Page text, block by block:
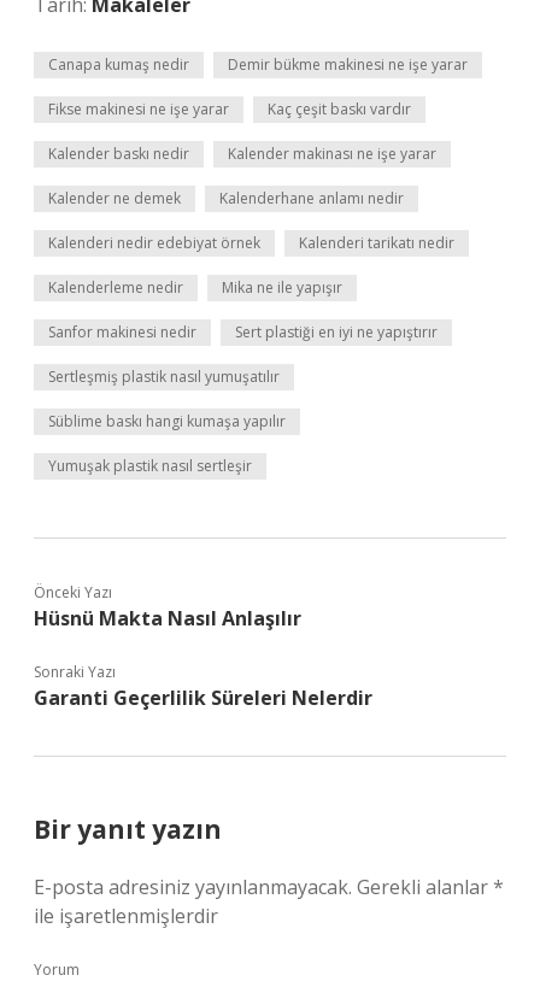
Canapa kumaş nedir Demir bükme makinesi ne işe yarar
Fikse makinesi ne işe yarar Kaç çeşit baskı vardır
Kalender baskı nedir Kalender makinası ne işe yarar
Kalender ne demek Kalenderhane anlamı nedir
Kalenderi nedir edebiyat örnek Kalenderi tarikatı nedir
Kalenderleme nedir Mika ne ile yapışır
Sanfor makinesi nedir Sert plastiği en iyi ne yapıştırır
Sertleşmiş plastik nasıl yumuşatılır
Süblime baskı hangi kumaşa yapılır
Yumuşak plastik nasıl sertleşir
Önceki Yazı
Hüsnü Makta Nasıl Anlaşılır
Sonraki Yazı
Garanti Geçerlilik Süreleri Nelerdir
Bir yanıt yazın
E-posta adresiniz yayınlanmayacak. Gerekli alanlar*
ile işaretlenmişlerdir
Yorum